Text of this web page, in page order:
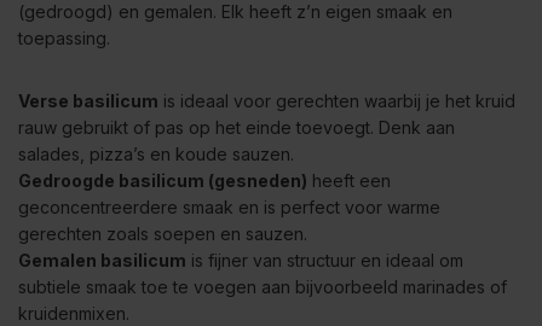
(gedroogd) en gemalen. Elk heeft z’n eigen smaak en
toepassing.
Verse basilicum is ideaal voor gerechten waarbij je het kruid
rauw gebruikt of pas op het einde toevoegt. Denk aan
salades, pizza’s en koude sauzen.
Gedroogde basilicum (gesneden) heeft een
geconcentreerdere smaak en is perfect voor warme
gerechten zoals soepen en sauzen.
Gemalen basilicum is fijner van structuur en ideaal om
subtiele smaak toe te voegen aan bijvoorbeeld marinades of
kruidenmixen.